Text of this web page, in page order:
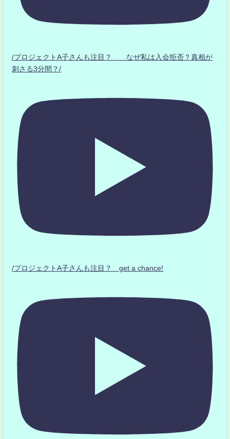
/プロジェクトA子さんも注目？ なぜ私は入会拒否？真相が
刺さる3分間？/
/プロジェクトA子さんも注目？ get a chance!